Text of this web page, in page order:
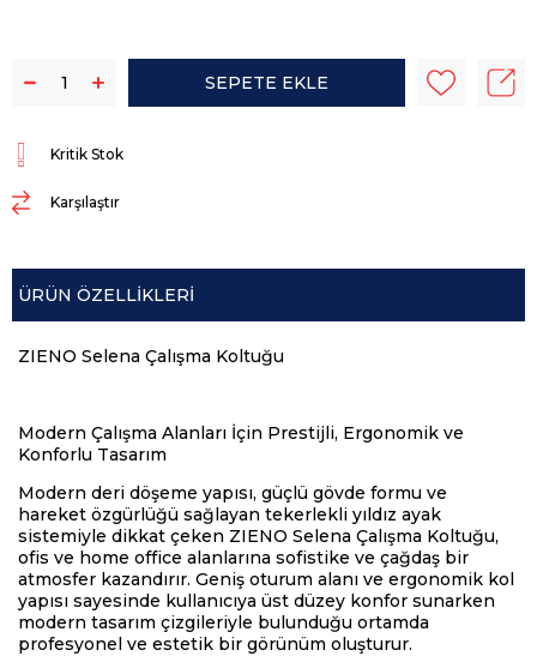
Kritik Stok
Karşılaştır
ÜRÜN ÖZELLIKLERI
ZIENO Selena Çalışma Koltuğu
Modern Çalışma Alanları İçin Prestijli, Ergonomik ve
Konforlu Tasarım
Modern deri döşeme yapısı, güçlü gövde formu ve
hareket özgürlüğü sağlayan tekerlekli yıldız ayak
sistemiyle dikkat çeken ZIENO Selena Çalışma Koltuğu,
ofis ve home office alanlarına sofistike ve çağdaş bir
atmosfer kazandırır. Geniş oturum alanı ve ergonomik kol
yapısı sayesinde kullanıcıya üst düzey konfor sunarken
modern tasarım çizgileriyle bulunduğu ortamda
profesyonel ve estetik bir görünüm oluşturur.